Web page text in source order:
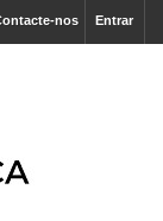
Entrar
nos